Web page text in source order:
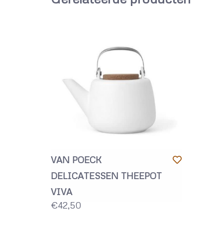
VAN POECK
DELICATESSEN THEEPOT
VIVA
€42,50